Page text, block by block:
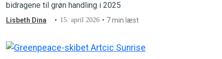
bidragene til grøn handling i 2025
Lisbeth Dina 15. april 2026 7 min læst